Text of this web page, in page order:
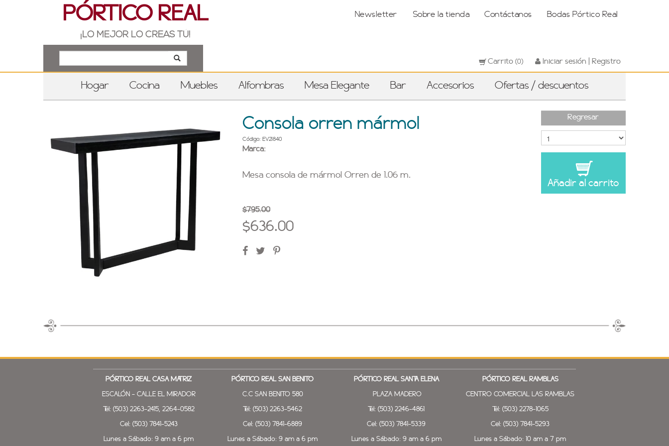
PÓRTICO REAL
¡LO MEJOR LO CREAS TÚ!
Newsletter Sobre la tienda Contáctanos Bodas Pórtico Real
Carrito (0) Iniciar sesión | Registro
Hogar Cocina Muebles Alfombras Mesa Elegante Bar Accesorios Ofertas / descuentos
Consola orren mármol
Código: EV21840
Marca:
Mesa consola de mármol Orren de 1.06 m.
$795.00
$636.00
Regresar
Añadir al carrito
PÓRTICO REALCASA MATRIZ
ESCALÓN - CALLE EL MIRADOR
Tel: (503) 2263-2415, 2264-0582
Cel: (503) 7841-5243
Lunes a Sábado: 9 am a 6 pm
PÓRTICO REAL SAN BENITO
C.C SAN BENITO 580
Tel: (503) 2263-5462
Cel: (503) 7841-6889
Lunes a Sábado: 9 am a 6 pm
PÓRTICO REAL SANTA ELENA
PLAZA MADERO
Tel: (503) 2246-4861
Cel: (503) 7841-5339
Lunes a Sábado: 9 am a 6 pm
PÓRTICO REAL RAMBLAS
CENTRO COMERCIAL LAS RAMBLAS
Tel: (503) 2278-1065
Cel: (503) 7841-5293
Lunes a Sábado: 10 am a 7 pm